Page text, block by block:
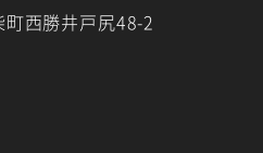
西勝井戸尻48-2